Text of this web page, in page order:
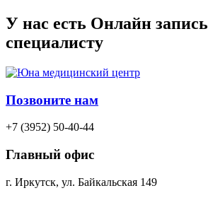
Перейти
к
содержимому
У нас есть Онлайн запись
специалисту
Позвоните нам
+7 (3952) 50-40-44
Главный офис
г. Иркутск, ул. Байкальская 149